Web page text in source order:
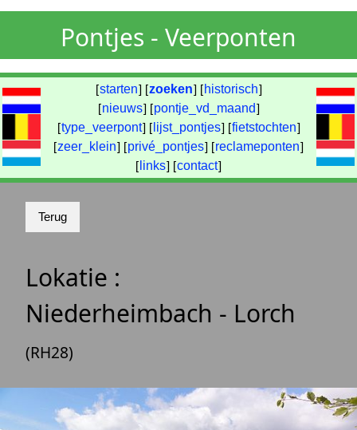
Pontjes - Veerponten
[starten] [zoeken] [ historisch]
[nieuws] [pontje_vd_maand]
[type_veerpont] [ lijst_pontjes] [fietstochten]
[zeer_klein] [privé_pontjes] [reclameponten]
[ links] [contact]
Lokatie :
Niederheimbach - Lorch
(RH28)